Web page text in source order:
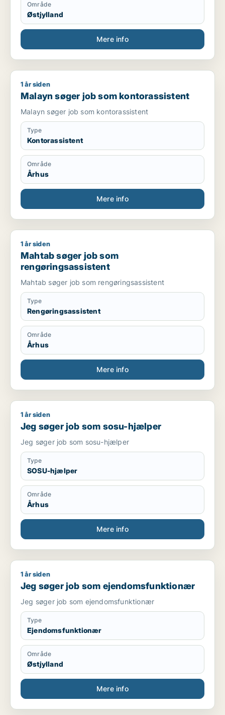
Område
Østjylland
Mere info
Malayn søger job som kontorassistent
1 år siden
Malayn søger job som kontorassistent
Malayn søger job som kontorassistent
Type
Kontorassistent
Område
Århus
Mere info
Mahtab søger job som rengøringsassistent
1 år siden
Mahtab søger job som
rengøringsassistent
Mahtab søger job som rengøringsassistent
Type
Rengøringsassistent
Område
Århus
Mere info
Jeg søger job som sosu-hjælper
1 år siden
Jeg søger job som sosu-hjælper
Jeg søger job som sosu-hjælper
Type
SOSU-hjælper
Område
Århus
Mere info
Jeg søger job som ejendomsfunktionær
1 år siden
Jeg søger job som ejendomsfunktionær
Jeg søger job som ejendomsfunktionær
Type
Ejendomsfunktionær
Område
Østjylland
Mere info